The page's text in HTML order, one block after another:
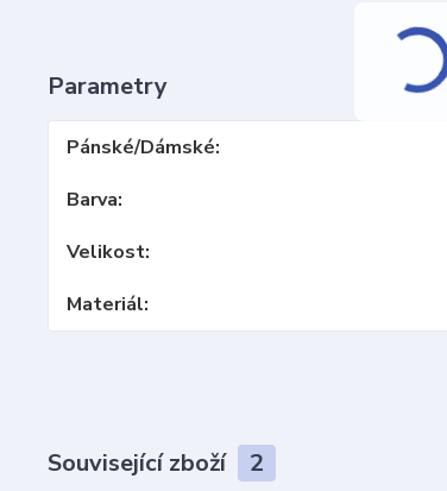
Parametry
Pánské/Dámské
Barva
Velikost
Materiál
Související zboží 2